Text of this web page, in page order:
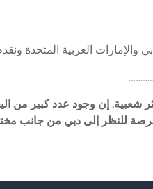
شعبية. إن وجود عدد كبير من
فرصة للنظر إلى دبي من جانب